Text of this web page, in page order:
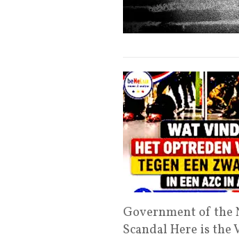
Government of the
Scandal Here is the